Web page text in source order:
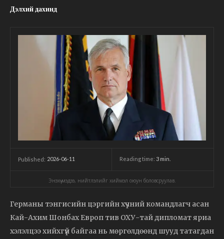
Дэлхий дахинд
Published: 2026-06-11 Reading time: 3 min.
Энэхүү мэдээ, нийтлэлийг хиймэл оюун боловсруулав.
Германы тэнгисийн цэргийн хүчний командлагч асан
Кай-Ахим Шонбах Европ тив ОХУ-тай дипломат яриа
хэлэлцээ хийхгүй байгаа нь мөргөлдөөнд шууд татагдан